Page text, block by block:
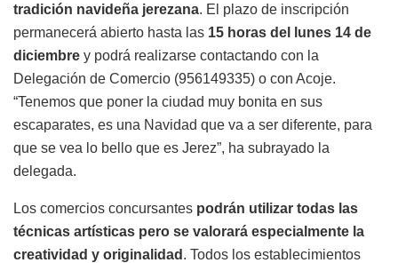
tradición navideña jerezana. El plazo de inscripción
permanecerá abierto hasta las 15 horas del lunes 14 de
diciembre y podrá realizarse contactando con la
Delegación de Comercio (956149335) o con Acoje.
“Tenemos que poner la ciudad muy bonita en sus
escaparates, es una Navidad que va a ser diferente, para
que se vea lo bello que es Jerez”, ha subrayado la
delegada.
Los comercios concursantes podrán utilizar todas las
técnicas artísticas pero se valorará especialmente la
creatividad y originalidad . Todos los establecimientos